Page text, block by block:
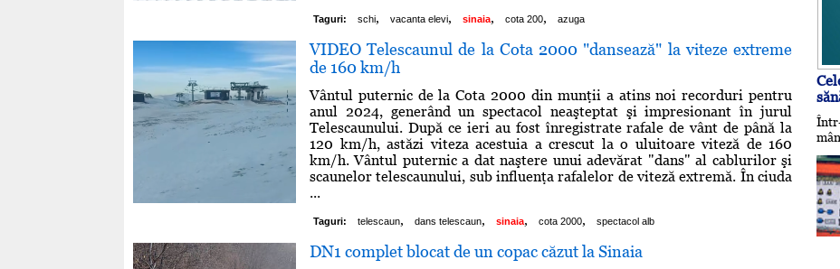
Taguri: schi, vacanta elevi, sinaia, cota 200, azuga
VIDEO Telescaunul de la Cota 2000 "dansează" la viteze extreme
de 160 km/h
Vântul puternic de la Cota 2000 din munţii a atins noi recorduri pentru
anul 2024, generând un spectacol neaşteptat şi impresionant în jurul
Telescaunului. După ce ieri au fost înregistrate rafale de vânt de până la
120 km/h, astăzi viteza acestuia a crescut la o uluitoare viteză de 160
km/h. Vântul puternic a dat naştere unui adevărat "dans" al cablurilor şi
scaunelor telescaunului, sub influenţa rafalelor de viteză extremă. În ciuda
...
Taguri: telescaun, dans telescaun, sinaia, cota 2000, spectacol alb
DN1 complet blocat de un copac căzut la Sinaia